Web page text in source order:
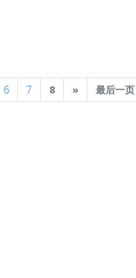
6 7 8 »Next最后一页